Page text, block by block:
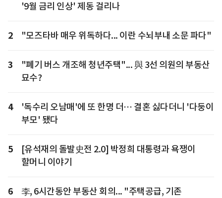
'9월 금리 인상' 제동 걸리나
2 "모즈타바 매우 위독하다... 이란 수뇌부내 소문 파다"
3
"폐기 버스 개조해 청년주택"... 與 3선 의원의 부동산
묘수?
4
'독수리 오남매'에 또 한명 더… 결혼 싫다더니 '다둥이
부모' 됐다
5
[유석재의 돌발史전 2.0] 박정희 대통령과 욕쟁이
할머니 이야기
6
李, 6시간동안 부동산 회의... "주택공급, 기존